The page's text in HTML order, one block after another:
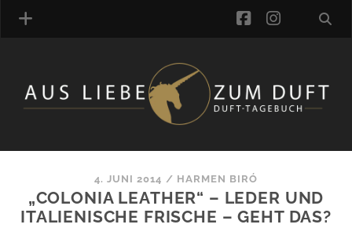
MANUFAKTUREN
KOMMENTARE
facebook
4. JUNI 2014 / HARMEN BIRÓ
„COLONIA LEATHER“ – LEDER UND
ITALIENISCHE FRISCHE – GEHT DAS?